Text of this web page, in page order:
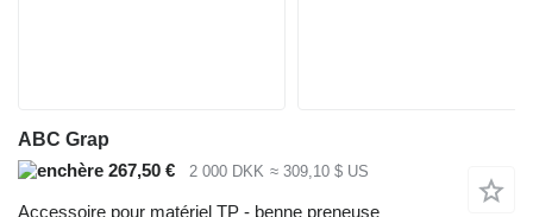
ABC Grap
267,50 €
2 000 DKK ≈ 309,10 $ US
Accessoire pour matériel TP - benne preneuse